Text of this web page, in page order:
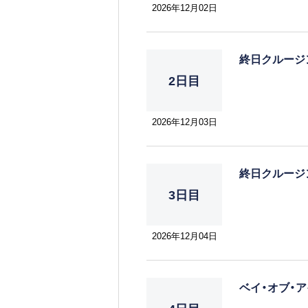
2026年12月02日
2日目
2026年12月03日
終日クルー
3日目
2026年12月04日
終日クルー
ベイ・オブ